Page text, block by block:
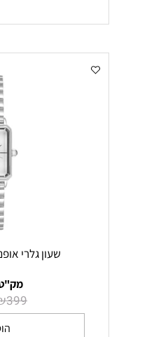
שעון גלרי אופנתי
399